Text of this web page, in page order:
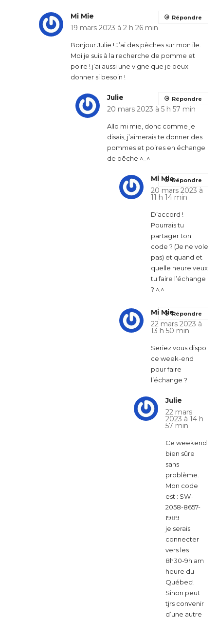
Mi Mie
19 mars 2023 à 2 h 26 min
Bonjour Julie ! J’ai des pèches sur mon ile.
Moi je suis à la recherche de pomme et
poire ! j’ai aussi une vigne que je peux
donner si besoin !
Répondre
Julie
20 mars 2023 à 5 h 57 min
Allo mi mie, donc comme je
disais, j’aimerais te donner des
pommes et poires en échange
de pêche ^_^
Répondre
Mi Mie
20 mars 2023 à
11 h 14 min
D’accord !
Pourrais tu
partager ton
code ? (Je ne vole
pas) et quand et
quelle heure veux
tu faire l’échange
? ^.^
Répondre
Mi Mie
22 mars 2023 à
13 h 50 min
Seriez vous dispo
ce week-end
pour faire
l’échange ?
Répondre
Julie
22 mars
2023 à 14 h
57 min
Ce weekend
bien sûre
sans
problème.
Mon code
est : SW-
2058-8657-
1989
je serais
connecter
vers les
8h30-9h am
heure du
Québec!
Sinon peut
tjrs convenir
d’une autre